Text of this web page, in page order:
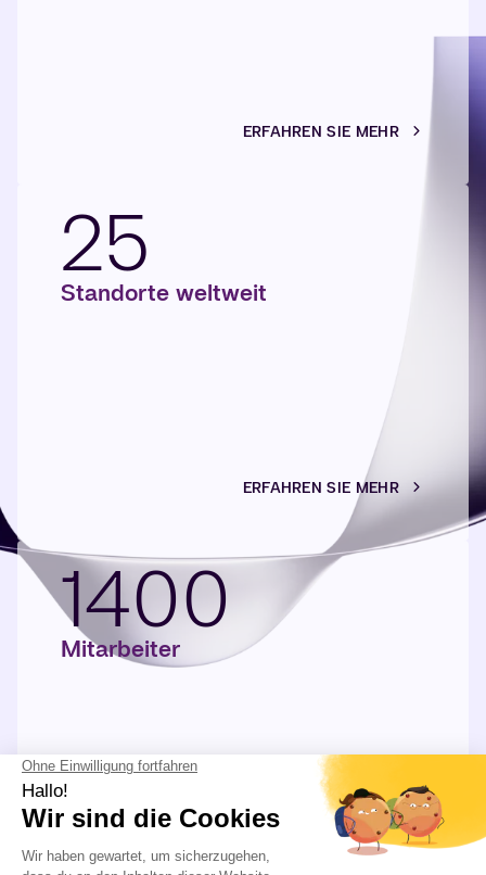
ERFAHREN SIE MEHR
25
Standorte weltweit
ERFAHREN SIE MEHR
1400
Mitarbeiter
ERFAHREN SIE MEHR